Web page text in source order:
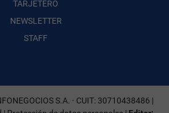
TARJETERO
NEWSLETTER
STAFF
S.A. · CUIT: 30710438486 |